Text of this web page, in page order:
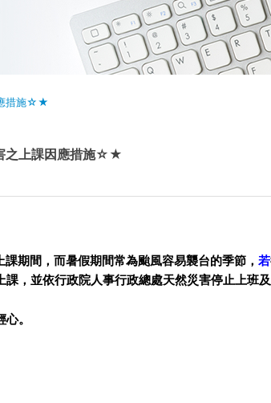
措施☆★
之上課因應措施☆★
期間，而暑假期間常為颱風容易襲台的季節， 若
，並依行政院人事行政總處天然災害停止上班
。